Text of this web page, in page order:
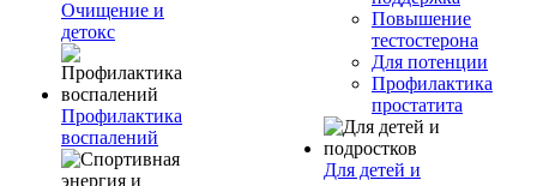
Очищение и
детокс
Профилактика
воспалений
Повышение
тестостерона
Для потенции
Профилактика
простатита
Для детей и